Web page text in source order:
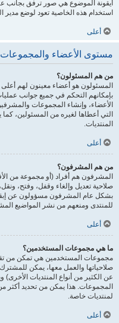
أيقونة الموضوع هي صور ترفق بجانب
استخدام هذه الخاصية تعود لوضع مدير
أعلى
مستوى الأعضاء والمجموعات
من هم المسئولون؟
المسئولون هو أعضاء معينون لهم أعلى
بإمكانهم التحكم في جميع جوانب
الأعضاء، وإنشاء المجموعات
التي أعطاها لغيره من المسئولين،
المنتديات.
أعلى
من هم المشرفون؟
المشرفون هم أفراد (أو مجموعة من
صلاحية تعديل وإلغاء وقفل، وفتح،
بشكل عام المشرفون مسؤولون عن
للمنتدى ومنعهم من نشر المواضيع
أعلى
ما هي مجموعات المستخدمين؟
مجموعات المستخدمين هي تمكن من
صلاحياتها والعمل معها، يمكن
عن الكثير من أنواع المنتديات
المجموعات. هذا يمكن من تحديد أكثر
لمنتديات خاصة.
أعلى